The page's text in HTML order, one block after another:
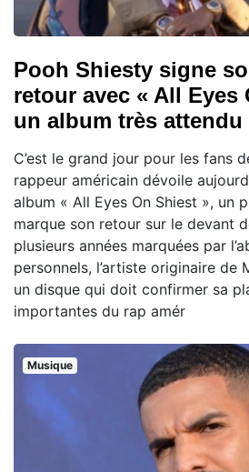
Pooh Shiesty signe
retour avec « All Eyes
un album très attendu
C’est le grand jour pour les fans
rappeur américain dévoile
album « All Eyes On Shiest », un
marque son retour sur le devant
plusieurs années marquées par
personnels, l’artiste originaire de
un disque qui doit confirmer sa
importantes du rap amér
Musique